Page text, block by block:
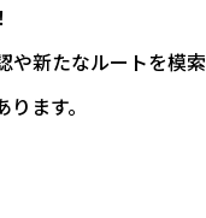
新たなルートを模索
ます。